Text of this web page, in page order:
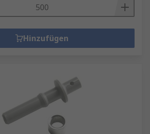
Hinzufügen